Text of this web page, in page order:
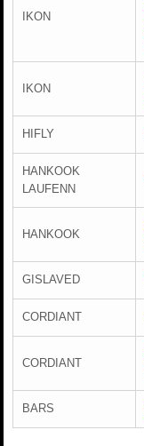
IKON
IKON
HIFLY
HANKOOK
LAUFENN
HANKOOK
GISLAVED
CORDIANT
CORDIANT
BARS